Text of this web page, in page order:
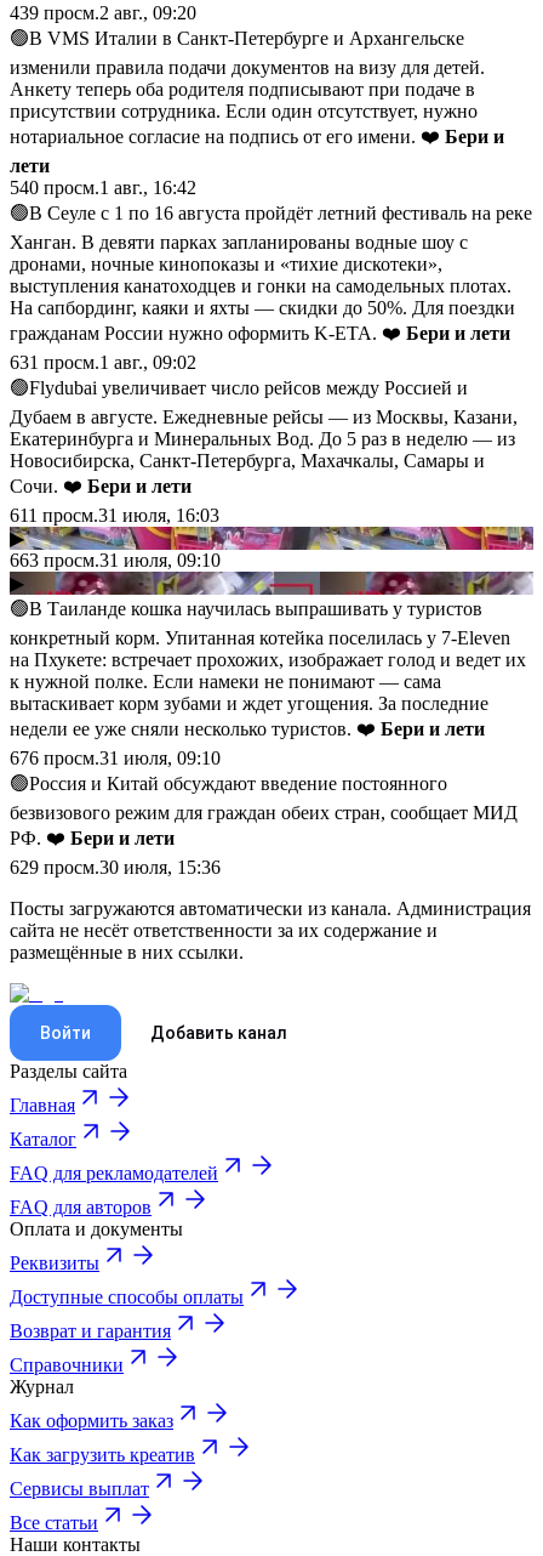
439 просм.2 авг., 09:20
🟢В VMS Италии в Санкт-Петербурге и Архангельске
изменили правила подачи документов на визу для детей.
Анкету теперь оба родителя подписывают при подаче в
присутствии сотрудника. Если один отсутствует, нужно
нотариальное согласие на подпись от его имени. ❤️ Бери и
лети
540 просм.1 авг., 16:42
🟢В Сеуле с 1 по 16 августа пройдёт летний фестиваль на реке
Ханган. В девяти парках запланированы водные шоу с
дронами, ночные кинопоказы и «тихие дискотеки»,
выступления канатоходцев и гонки на самодельных плотах.
На сапбординг, каяки и яхты — скидки до 50%. Для поездки
гражданам России нужно оформить K-ETA. ❤️ Бери и лети
631 просм.1 авг., 09:02
🟢Flydubai увеличивает число рейсов между Россией и
Дубаем в августе. Ежедневные рейсы — из Москвы, Казани,
Екатеринбурга и Минеральных Вод. До 5 раз в неделю — из
Новосибирска, Санкт-Петербурга, Махачкалы, Самары и
Сочи. ❤️ Бери и лети
611 просм.31 июля, 16:03
▶
663 просм.31 июля, 09:10
▶
🟢В Таиланде кошка научилась выпрашивать у туристов
конкретный корм. Упитанная котейка поселилась у 7-Eleven
на Пхукете: встречает прохожих, изображает голод и ведет их
к нужной полке. Если намеки не понимают — сама
вытаскивает корм зубами и ждет угощения. За последние
недели ее уже сняли несколько туристов. ❤️ Бери и лети
676 просм.31 июля, 09:10
🟢Россия и Китай обсуждают введение постоянного
безвизового режим для граждан обеих стран, сообщает МИД
РФ. ❤️ Бери и лети
629 просм.30 июля, 15:36
Посты загружаются автоматически из канала. Администрация
сайта не несёт ответственности за их содержание и
размещённые в них ссылки.
Войти Добавить канал
Разделы сайта
Главная
Каталог
FAQ для рекламодателей
FAQ для авторов
Оплата и документы
Реквизиты
Доступные способы оплаты
Возврат и гарантия
Справочники
Журнал
Как оформить заказ
Как загрузить креатив
Сервисы выплат
Все статьи
Наши контакты